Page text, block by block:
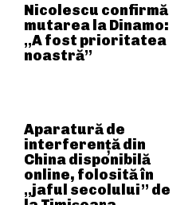
Nicolescu confirmă
mutarea la Dinamo:
„A fost prioritatea
noastră”
Aparatură de
interferență din
China disponibilă
online, folosită în
„jaful secolului” de